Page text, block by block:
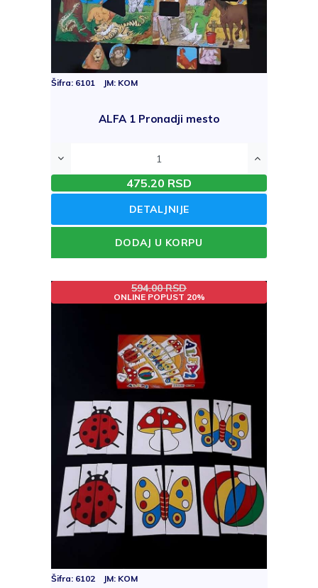
Šifra: 6101 JM: KOM
ALFA 1 Pronadji mesto
475.20 RSD
DETALJNIJE
DODAJ U KORPU
Šifra: 6102 JM: KOM
594.00 RSD
ONLINE POPUST 20%